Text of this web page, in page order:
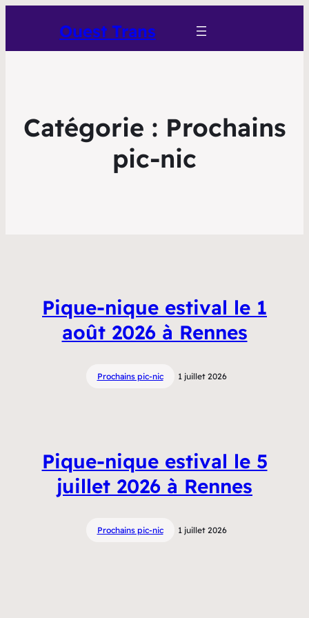
Ouest Trans
Catégorie : Prochains
pic-nic
Pique-nique estival le 1
août 2026 à Rennes
Prochains pic-nic 1 juillet 2026
Pique-nique estival le 5
juillet 2026 à Rennes
Prochains pic-nic 1 juillet 2026